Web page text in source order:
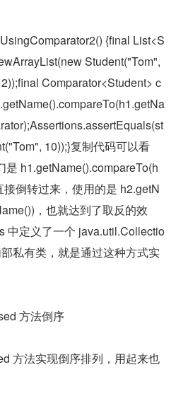
{final List<S
Student("Tom",
Comparator<Student> c
10));}复制代码可以看
h1.getName().compareTo(h
倒转过来，使用的是 h2.getN
，也就达到了取反的效
中定义了一个 java.util.Collectio
私有类，就是通过这种方式实
方法倒序
方法实现倒序排列，用起来也